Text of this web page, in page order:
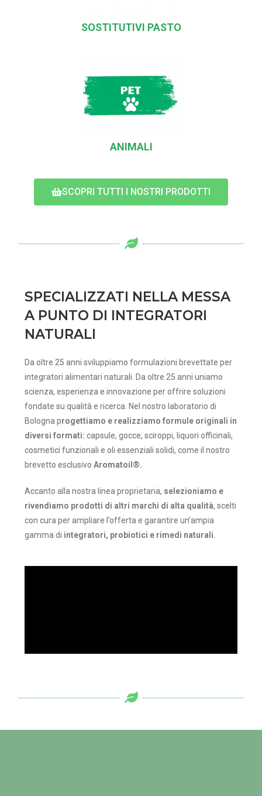
SOSTITUTIVI PASTO
ANIMALI
SCOPRI TUTTI I NOSTRI PRODOTTI
SPECIALIZZATI NELLA MESSA
A PUNTO DI INTEGRATORI
NATURALI
Da oltre 25 anni sviluppiamo formulazioni brevettate per
integratori alimentari naturali. Da oltre 25 anni uniamo
scienza, esperienza e innovazione per offrire soluzioni
fondate su qualità e ricerca. Nel nostro laboratorio di
Bologna progettiamo e realizziamo formule originali in
diversi formati: capsule, gocce, sciroppi, liquori officinali,
cosmetici funzionali e oli essenziali solidi, come il nostro
brevetto esclusivoAromatoil®.
Accanto alla nostra linea proprietaria, selezioniamo e
rivendiamo prodotti di altri marchi di alta qualità, scelti
con cura per ampliare l’offerta e garantire un’ampia
gamma di integratori, probiotici e rimedi naturali.